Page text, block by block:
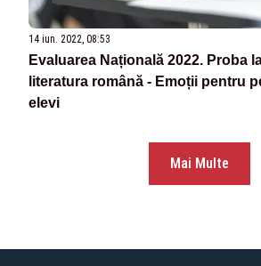
14 iun. 2022, 08:53
Evaluarea Națională 2022. Proba
literatura română - Emoții pentru
elevi
Mai Multe